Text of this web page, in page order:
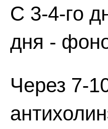
С 3-4-го
дня -
Через 7-